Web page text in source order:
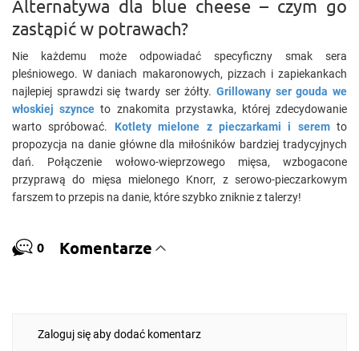
Alternatywa dla blue cheese – czym go
zastąpić w potrawach?
Nie każdemu może odpowiadać specyficzny smak sera
pleśniowego. W daniach makaronowych, pizzach i zapiekankach
najlepiej sprawdzi się twardy ser żółty. Grillowany ser gouda we
włoskiej szynce to znakomita przystawka, której zdecydowanie
warto spróbować. Kotlety mielone z pieczarkami i seremto
propozycja na danie główne dla miłośników bardziej tradycyjnych
dań. Połączenie wołowo-wieprzowego mięsa, wzbogacone
przyprawą do mięsa mielonego Knorr, z serowo-pieczarkowym
farszem to przepis na danie, które szybko zniknie z talerzy!
0 Komentarze
Zaloguj się aby dodać komentarz